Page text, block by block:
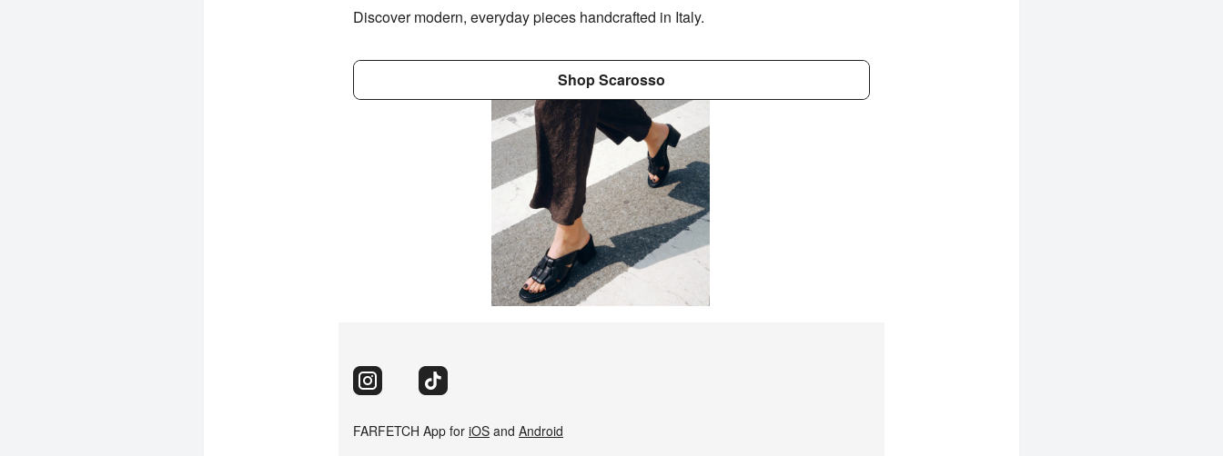
Discover modern, everyday pieces handcrafted in Italy.
Shop Scarosso
FARFETCH App for iOS and Android